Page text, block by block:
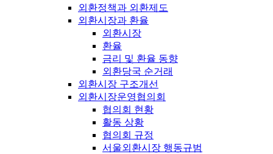
외환정책과 외환제도
외환시장과 환율
외환시장
환율
금리 및 환율 동향
외환당국 순거래
외환시장 구조개선
외환시장운영협의회
협의회 현황
활동 상황
협의회 규정
서울외환시장 행동규범